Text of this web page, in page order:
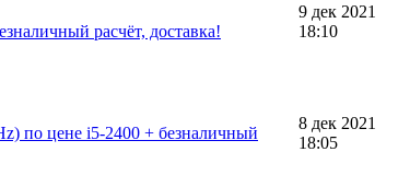
расчёт, доставка!
9 дек 2021
18:10
по цене i5-2400 + безналичный
8 дек 2021
18:05